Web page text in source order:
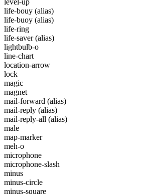
level-up
life-bouy (alias)
life-buoy (alias)
life-ring
life-saver(alias)
lightbulb-o
line-chart
location-arrow
lock
magic
magnet
mail-forward (alias)
mail-reply (alias)
mail-reply-all (alias)
male
map-marker
meh-o
microphone
microphone-slash
minus
minus-circle
minus-square